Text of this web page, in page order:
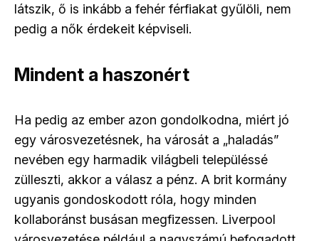
látszik, ő is inkább a fehér férfiakat gyűlöli, nem
pedig a nők érdekeit képviseli.
Mindent a haszonért
Ha pedig az ember azon gondolkodna, miért jó
egy városvezetésnek, ha városát a „haladás”
nevében egy harmadik világbeli településsé
zülleszti, akkor a válasz a pénz. A brit kormány
ugyanis gondoskodott róla, hogy minden
kollaboránst busásan megfizessen. Liverpool